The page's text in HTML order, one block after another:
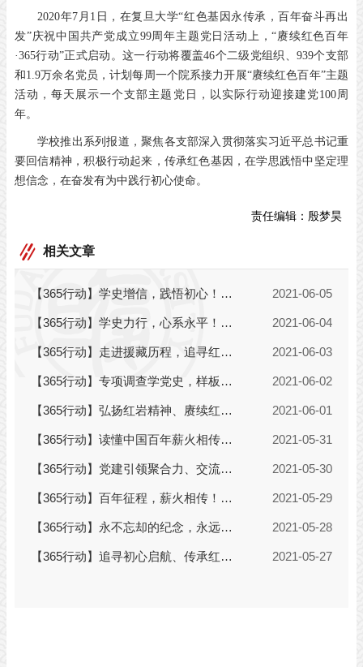
2020年7月1日，在复旦大学“红色基因永传承，百年奋斗再出
发”庆祝中国共产党成立99周年主题党日活动上，“赓续红色百年
·365行动”正式启动。这一行动将覆盖46个二级党组织、939个支部
和1.9万余名党员，计划每周一个院系接力开展“赓续红色百年”主题
活动，每天展示一个支部主题党日，以实际行动迎接建党100周
年。
学校推出系列报道，聚焦各支部深入贯彻落实习近平总书记重
要回信精神，积极行动起来，传承红色基因，在学思践悟中坚定理
想信念，在奋发有为中践行初心使命。
责任编辑： 殷梦昊
相关文章